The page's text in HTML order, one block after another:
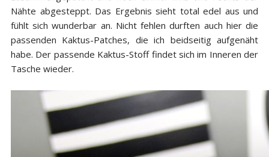
Nähte abgesteppt. Das Ergebnis sieht total edel aus und
fühlt sich wunderbar an. Nicht fehlen durften auch hier die
passenden Kaktus-Patches, die ich beidseitig aufgenäht
habe. Der passende Kaktus-Stoff findet sich im Inneren der
Tasche wieder.